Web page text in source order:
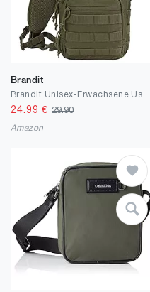
Brandit
24.99 €29.90
Amazon